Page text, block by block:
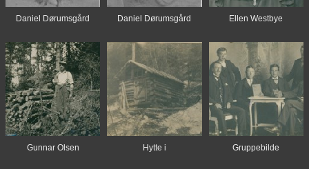
Daniel Dørumsgård Daniel Dørumsgård Ellen Westbye
Gunnar Olsen Hytte i Gruppebilde